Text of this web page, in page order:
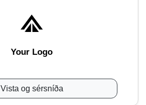
Your Logo
Vista og sérsníða